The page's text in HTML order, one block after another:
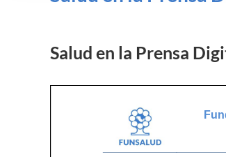
Salud en la Prensa